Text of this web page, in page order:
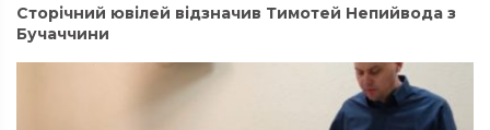
Сторічний ювілей відзначив Тимотей Непийвода з
Бучаччини